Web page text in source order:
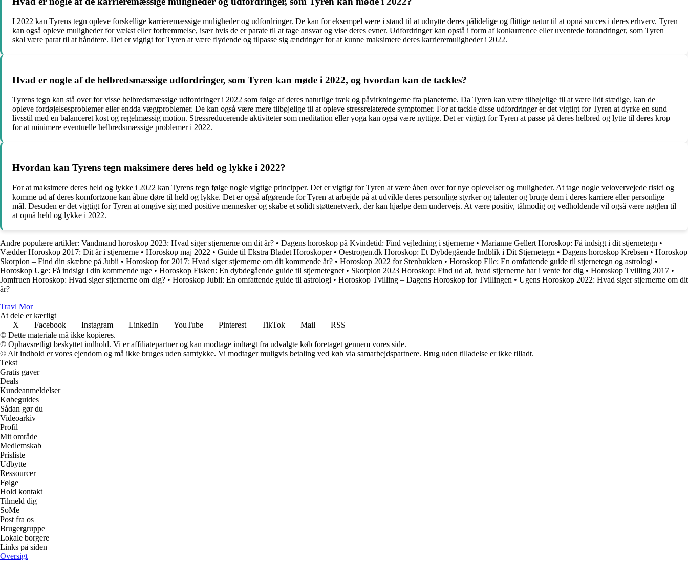
I 2022 kan Tyrens tegn opleve forskellige karrieremæssige muligheder og udfordringer. De kan for eksempel være i stand til at udnytte deres pålidelige og flittige natur til at opnå succes i deres erhverv. Tyren
kan også opleve muligheder for vækst eller forfremmelse, især hvis de er parate til at tage ansvar og vise deres evner. Udfordringer kan opstå i form af konkurrence eller uventede forandringer, som Tyren
skal være parat til at håndtere. Det er vigtigt for Tyren at være flydende og tilpasse sig ændringer for at kunne maksimere deres karrieremuligheder i 2022.
Hvad er nogle af de helbredsmæssige udfordringer, som Tyren kan møde i 2022, og hvordan kan de tackles?
Tyrens tegn kan stå over for visse helbredsmæssige udfordringer i 2022 som følge af deres naturlige træk og påvirkningerne fra planeterne. Da Tyren kan være tilbøjelige til at være lidt stædige, kan de
opleve fordøjelsesproblemer eller endda vægtproblemer. De kan også være mere tilbøjelige til at opleve stressrelaterede symptomer. For at tackle disse udfordringer er det vigtigt for Tyren at dyrke en sund
livsstil med en balanceret kost og regelmæssig motion. Stressreducerende aktiviteter som meditation eller yoga kan også være nyttige. Det er vigtigt for Tyren at passe på deres helbred og lytte til deres krop
for at minimere eventuelle helbredsmæssige problemer i 2022.
Hvordan kan Tyrens tegn maksimere deres held og lykke i 2022?
For at maksimere deres held og lykke i 2022 kan Tyrens tegn følge nogle vigtige principper. Det er vigtigt for Tyren at være åben over for nye oplevelser og muligheder. At tage nogle velovervejede risici og
komme ud af deres komfortzone kan åbne døre til held og lykke. Det er også afgørende for Tyren at arbejde på at udvikle deres personlige styrker og talenter og bruge dem i deres karriere eller personlige
mål. Desuden er det vigtigt for Tyren at omgive sig med positive mennesker og skabe et solidt støttenetværk, der kan hjælpe dem undervejs. At være positiv, tålmodig og vedholdende vil også være nøglen til
at opnå held og lykke i 2022.
Andre populære artikler: Vandmand horoskop 2023: Hvad siger stjernerne om dit år? • Dagens horoskop på Kvindetid: Find vejledning i stjernerne • Marianne Gellert Horoskop: Få indsigt i dit stjernetegn •
Vædder Horoskop 2017: Dit år i stjernerne • Horoskop maj 2022 • Guide til Ekstra Bladet Horoskoper• Oestrogen.dk Horoskop: Et Dybdegående Indblik i Dit Stjernetegn • Dagens horoskop Krebsen • Horoskop
Skorpion – Find din skæbne på Jubii • Horoskop for 2017: Hvad siger stjernerne om dit kommende år? • Horoskop 2022 for Stenbukken • Horoskop Elle: En omfattende guide til stjernetegn og astrologi •
Horoskop Uge: Få indsigt i din kommende uge • Horoskop Fisken: En dybdegående guide til stjernetegnet • Skorpion 2023 Horoskop: Find ud af, hvad stjernerne har i vente for dig • Horoskop Tvilling 2017 •
Jomfruen Horoskop: Hvad siger stjernerne om dig? • Horoskop Jubii: En omfattende guide til astrologi • Horoskop Tvilling – Dagens Horoskop for Tvillingen • Ugens Horoskop 2022: Hvad siger stjernerne om dit
år?
Travl Mor
At dele er kærligt
X
Facebook Instagram LinkedIn YouTube Pinterest TikTok Mail
RSS
© Dette materiale må ikke kopieres.
© Ophavsretligt beskyttet indhold. Vi er affiliatepartner og kan modtage indtægt fra udvalgte køb foretaget gennem vores side.
© Alt indhold er vores ejendom og må ikke bruges uden samtykke. Vi modtager muligvis betaling ved køb via samarbejdspartnere. Brug uden tilladelse er ikke tilladt.
Tekst
Gratis gaver
Deals
Kundeanmeldelser
Købeguides
Sådan gør du
Videoarkiv
Profil
Mit område
Medlemskab
Prisliste
Udbytte
Ressourcer
Følge
Hold kontakt
Tilmeld dig
SoMe
Post fra os
Brugergruppe
Lokale borgere
Links på siden
Oversigt